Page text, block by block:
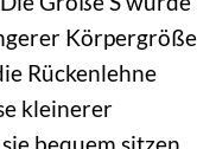
Körpergröße
Rückenlehne
kleinerer